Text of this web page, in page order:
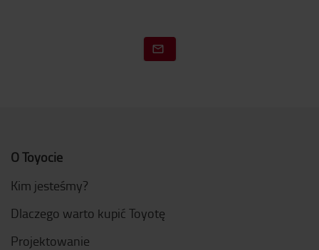
O Toyocie
Kim jesteśmy?
Dlaczego warto kupić Toyotę
Projektowanie